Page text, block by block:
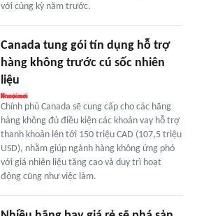
với cùng kỳ năm trước.
Canada tung gói tín dụng hỗ trợ
hàng không trước cú sốc nhiên
liệu
Chính phủ Canada sẽ cung cấp cho các hãng
hàng không đủ điều kiện các khoản vay hỗ trợ
thanh khoản lên tới 150 triệu CAD (107,5 triệu
USD), nhằm giúp ngành hàng không ứng phó
với giá nhiên liệu tăng cao và duy trì hoạt
động cũng như việc làm.